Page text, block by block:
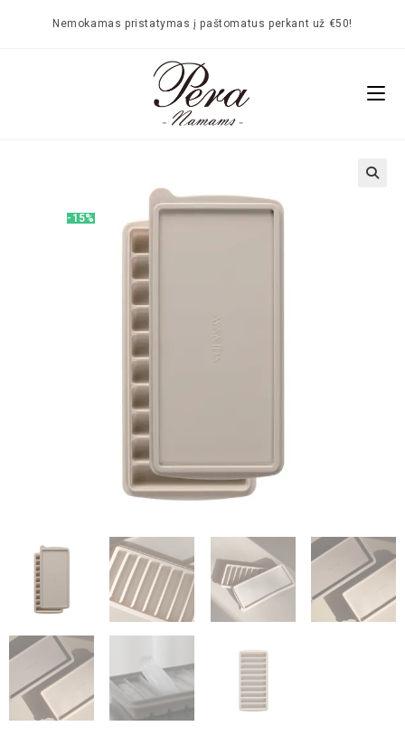
Nemokamas pristatymas į paštomatus perkant už €50!
-15%